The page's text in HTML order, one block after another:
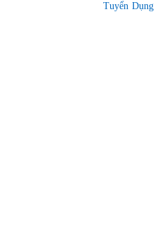
Tuyển Dụng